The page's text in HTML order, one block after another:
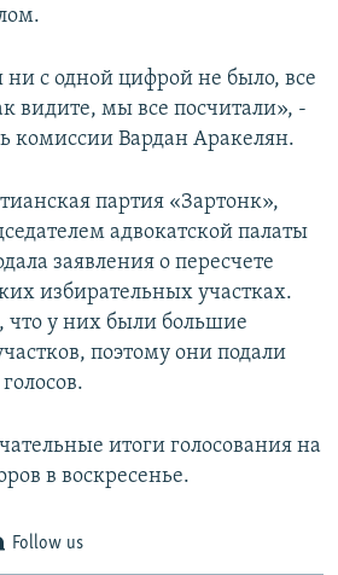
с одной цифрой не было, все
видите, мы все посчитали», -
комиссии Вардан Аракелян.
партия «Зартонк»,
адвокатской палаты
заявления о пересчете
избирательных участках.
что у них были большие
поэтому они подали
итоги голосования на
в воскресенье.
Follow us